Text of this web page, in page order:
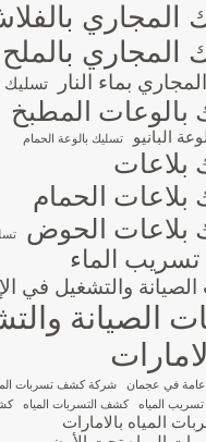
المجاري
المجاري بالملح
بماء النار تسليك
بالوعات المطبخ
البانيو تسليك بالوعة الحمام
بلاعات
بلاعات الحمام
بلاعات الحوض
تسريب الماء
والتشغيل في
الصيانة
في عجمان
شركة كشف تسربات
المياه
كشف التسربات المياه
المياه بالامارات